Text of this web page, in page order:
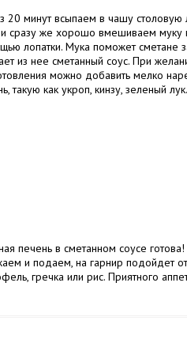
20 минут всыпаем в чашу столовую
сразу же хорошо вмешиваем муку
лопатки. Мука поможет сметане
из нее сметанный соус. При
можно добавить мелко
такую как укроп, кинзу, зеленый лук.
печень в сметанном соусе
и подаем, на гарнир подойдет
гречка или рис. Приятного